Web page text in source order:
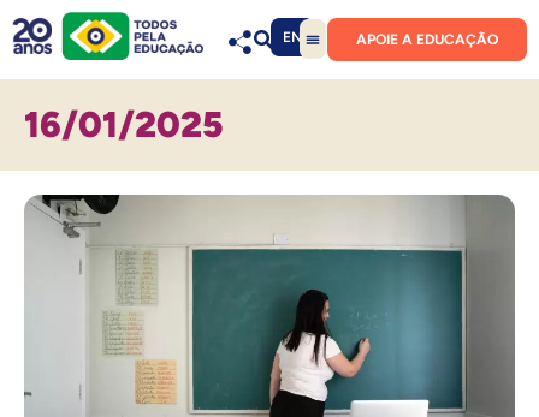
EN APOIE A EDUCAÇÃO
16/01/2025